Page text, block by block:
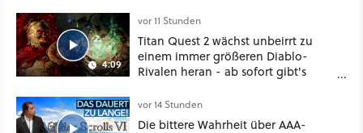
4:09
vor 11 Stunden
Titan Quest 2 wächst unbeirrt zu
einem immer größeren Diablo-
Rivalen heran - ab sofort gibt's
Klasse
vor 14 Stunden
Die bittere Wahrheit über AAA-